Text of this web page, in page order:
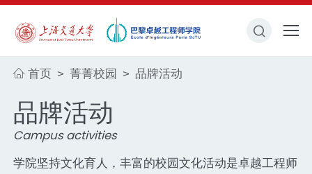
首页 > 菁菁校园 > 品牌活动
品牌活动
Campus activities
学院坚持文化育人，丰富的校园文化活动是卓越工程师